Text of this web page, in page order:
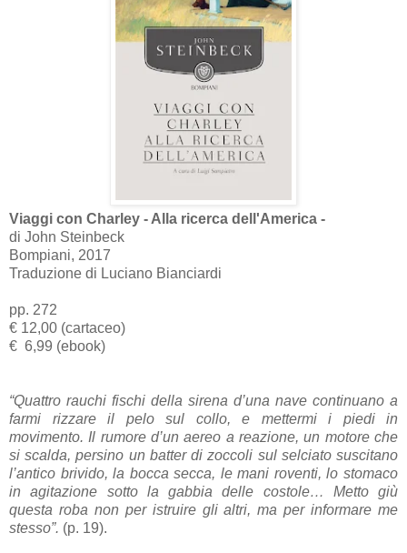
Viaggi con Charley - Alla ricerca dell'America -
di John Steinbeck
Bompiani, 2017
Traduzione di Luciano Bianciardi
pp. 272
€ 12,00 (cartaceo)
€ 6,99 (ebook)
“Quattro rauchi fischi della sirena d’una nave continuano a
farmi rizzare il pelo sul collo, e mettermi i piedi in
movimento. Il rumore d’un aereo a reazione, un motore che
si scalda, persino un batter di zoccoli sul selciato suscitano
l’antico brivido, la bocca secca, le mani roventi, lo stomaco
in agitazione sotto la gabbia delle costole… Metto giù
questa roba non per istruire gli altri, ma per informare me
stesso”. (p. 19).